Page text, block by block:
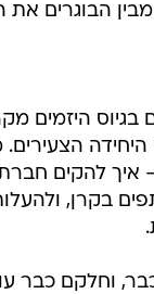
מבין הבוגרים
היזמים
בקרן,
וחלקם כבר